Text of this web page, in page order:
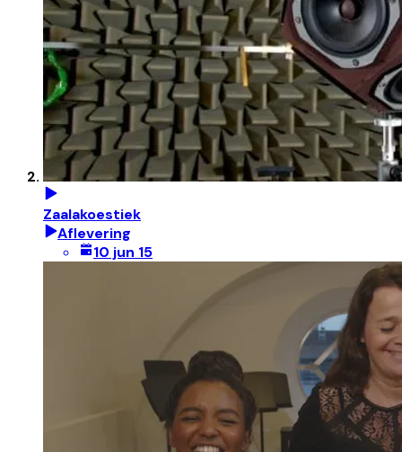
Zaalakoestiek
Aflevering
10 jun 15